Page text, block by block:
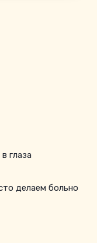
глаза
делаем больно